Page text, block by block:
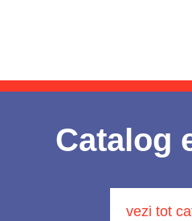
Catalog
vezi tot